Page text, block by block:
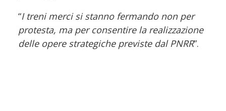
“I treni merci si stanno fermando non per
protesta, ma per consentire la realizzazione
delle opere strategiche previste dal PNRR”.